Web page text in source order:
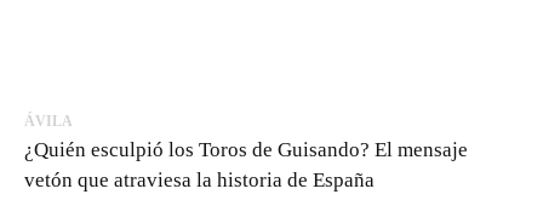
ÁVILA
¿Quién esculpió los Toros de Guisando? El mensaje
vetón que atraviesa la historia de España